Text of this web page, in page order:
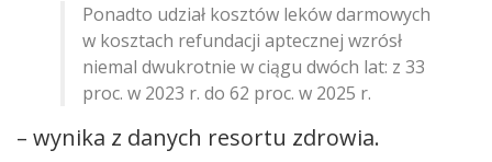
Ponadto udział kosztów leków darmowych
w kosztach refundacji aptecznej wzrósł
niemal dwukrotnie w ciągu dwóch lat: z 33
proc. w 2023 r. do 62 proc. w 2025 r.
– wynika z danych resortu zdrowia.